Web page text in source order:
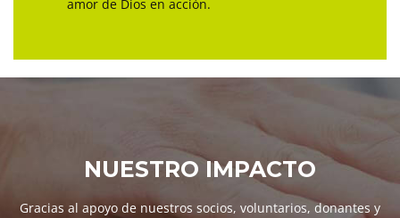
amor de Dios en acción.
NUESTRO IMPACTO
Gracias al apoyo de nuestros socios, voluntarios, donantes y